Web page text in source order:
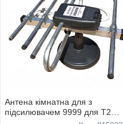
Антена кiмнатна для з
пiдсилювачем 9999 для Т2